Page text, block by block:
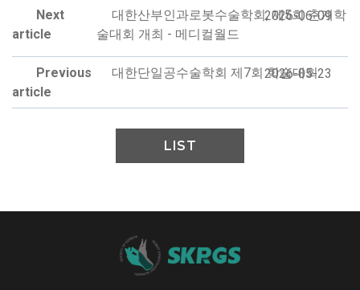
Next
article
대한산부인과로봇수술학회, 제5회 춘계학
술대회 개최 - 메디컬월드
2026-06-09
Previous
article
대한단일공수술학회 제7회 학술대회
2026-05-23
LIST